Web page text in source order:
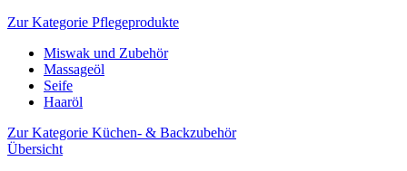
Zur Kategorie Pflegeprodukte
Miswak und Zubehör
Massageöl
Seife
Haaröl
Zur Kategorie Küchen- & Backzubehör
Übersicht